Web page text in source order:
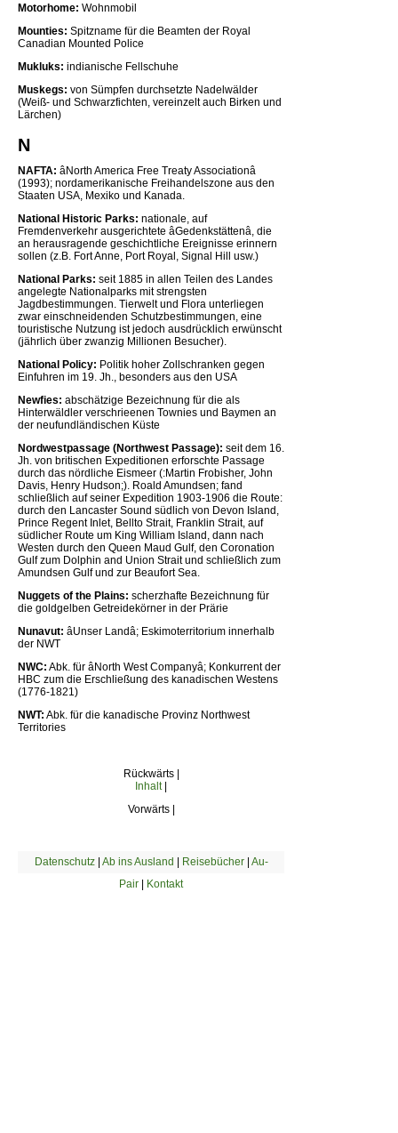
Motorhome: Wohnmobil
Mounties: Spitzname für die Beamten der Royal
Canadian Mounted Police
Mukluks: indianische Fellschuhe
Muskegs: von Sümpfen durchsetzte Nadelwälder
(Weiß- und Schwarzfichten, vereinzelt auch Birken und
Lärchen)
N
NAFTA: âNorth America Free Treaty Associationâ
(1993); nordamerikanische Freihandelszone aus den
Staaten USA, Mexiko und Kanada.
National Historic Parks: nationale, auf
Fremdenverkehr ausgerichtete âGedenkstättenâ, die
an herausragende geschichtliche Ereignisse erinnern
sollen (z.B. Fort Anne, Port Royal, Signal Hill usw.)
National Parks: seit 1885 in allen Teilen des Landes
angelegte Nationalparks mit strengsten
Jagdbestimmungen. Tierwelt und Flora unterliegen
zwar einschneidenden Schutzbestimmungen, eine
touristische Nutzung ist jedoch ausdrücklich erwünscht
(jährlich über zwanzig Millionen Besucher).
National Policy: Politik hoher Zollschranken gegen
Einfuhren im 19. Jh., besonders aus den USA
Newfies: abschätzige Bezeichnung für die als
Hinterwäldler verschrieenen Townies und Baymen an
der neufundländischen Küste
Nordwestpassage (Northwest Passage): seit dem 16.
Jh. von britischen Expeditionen erforschte Passage
durch das nördliche Eismeer (:Martin Frobisher, John
Davis, Henry Hudson;). Roald Amundsen; fand
schließlich auf seiner Expedition 1903-1906 die Route:
durch den Lancaster Sound südlich von Devon Island,
Prince Regent Inlet, Bellto Strait, Franklin Strait, auf
südlicher Route um King William Island, dann nach
Westen durch den Queen Maud Gulf, den Coronation
Gulf zum Dolphin and Union Strait und schließlich zum
Amundsen Gulf und zur Beaufort Sea.
Nuggets of the Plains: scherzhafte Bezeichnung für
die goldgelben Getreidekörner in der Prärie
Nunavut: âUnser Landâ; Eskimoterritorium innerhalb
der NWT
NWC: Abk. für âNorth West Companyâ; Konkurrent der
HBC zum die Erschließung des kanadischen Westens
(1776-1821)
NWT: Abk. für die kanadische Provinz Northwest
Territories
Rückwärts |
Inhalt|
Vorwärts |
Datenschutz| Ab ins Ausland | Reisebücher| Au-
Pair | Kontakt